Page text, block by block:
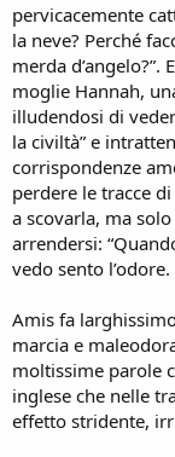
pervicacemente
la neve? Perché
merda d’angelo?”.
moglie Hannah,
illudendosi di
la civiltà” e
corrispondenze
perdere le tracce
a scovarla, ma
arrendersi:
vedo sento
Amis fa
marcia e
moltissime parole
inglese che nelle
effetto stridente,